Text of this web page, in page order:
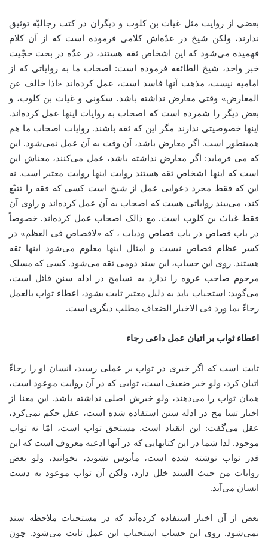
بعضی از روایت مثل غیاث بن کلوب و دیگران در کتب رجالیّه توثیق
ندارند، ولکن شیخ در عدّه‌اش کلامی فرموده است که از آن کلام
فهمیده می‌شود که این اشخاص ثقه هستند، در عدّه در بحث حجّیت
خبر واحد، شیخ الطائفه فرموده است: اصحاب ما به روایاتی که از
امامیه نیست، مذهب آنها فاسد است،‌ عمل کرده‌اند «اذا خالف عن
المعارض» وقتی معارض نداشته باشد. سکونی و غیاث بن کلوب، و
بعض دیگر را شمرده است که اصحاب به روایات اینها عمل کرده‌اند.
اینها خصوصیتی ندارند مگر این که ثقه باشند. روایات اصحاب ما هم
همینطور است. اگر معارض باشد، آن وقت به آن عمل نمی‌شود. این
که می فرماید: اگر معارض نداشته باشد، عمل می‌کنند، معناش این
است که اینها اشخاص ثقه هستند روایت اینها روایت معتبر است. نه
این که فقط مجرد دعوایی عمل از شیخ است کسی که فقه را تتبّع
کند، می‌بیند روایاتی هست که اصحاب به آن عمل کرده‌اند و راوی آن
فقط غیاث بن کلوب است. مع ذالک اصحاب عمل کرده‌اند. خصوصاً
در باب قصاص در باب قصاص ودیات ، که «لاقصاص فی العظم» در
کسر عظام قصاص نیست و امثال اینها معلوم می‌شود اینها ثقه
هستند. روی این حساب، این سند دومی ثقه می‌شود. کسی که مسلک
مرحوم صاحب عروه را ندارد به تسامح در ادله سنن قائل است،
می‌گوید: استحباب باید به دلیل معتبر ثابت بشود، اعطاء ثواب بالعمل
رجاءً بما ورد فی الاخبار الضعاف مطلب دیگری است.
اعطاء ثواب بر اتیان عمل داعی رجاء
ثابت است که اگر خبری در ثواب بر عملی رسید، انسان او را رجاءً
اتیان کرد، ولو خبر ضعیف است، ثوابی که در آن روایت موعود است،
همان ثواب را می‌دهند، ولو خبرش اصلی نداشته باشد. این معنا از
اخبار تسا مح در ادله سنن استفاده شده است، عقل حکم نمی‌کرد،
عقل می‌گفت: این انقیاد است. مستحق ثواب است، امّا نه ثواب
موجود. لذا شما در این کتابهایی که در آنها ادعیه معروف است که این
قدر ثواب نوشته شده است، مأیوس نشوید، بخوانید، ولو بعض
روایات من حیث السند خلل دارد، ولکن آن ثواب موعود به دست
انسان می‌آید.
بعض از آن اخبار استفاده کرده‌آند که در مستحبات ملاحظه سند
نمی‌شود. روی این حساب استحباب این عمل ثابت می‌‌شود. چون